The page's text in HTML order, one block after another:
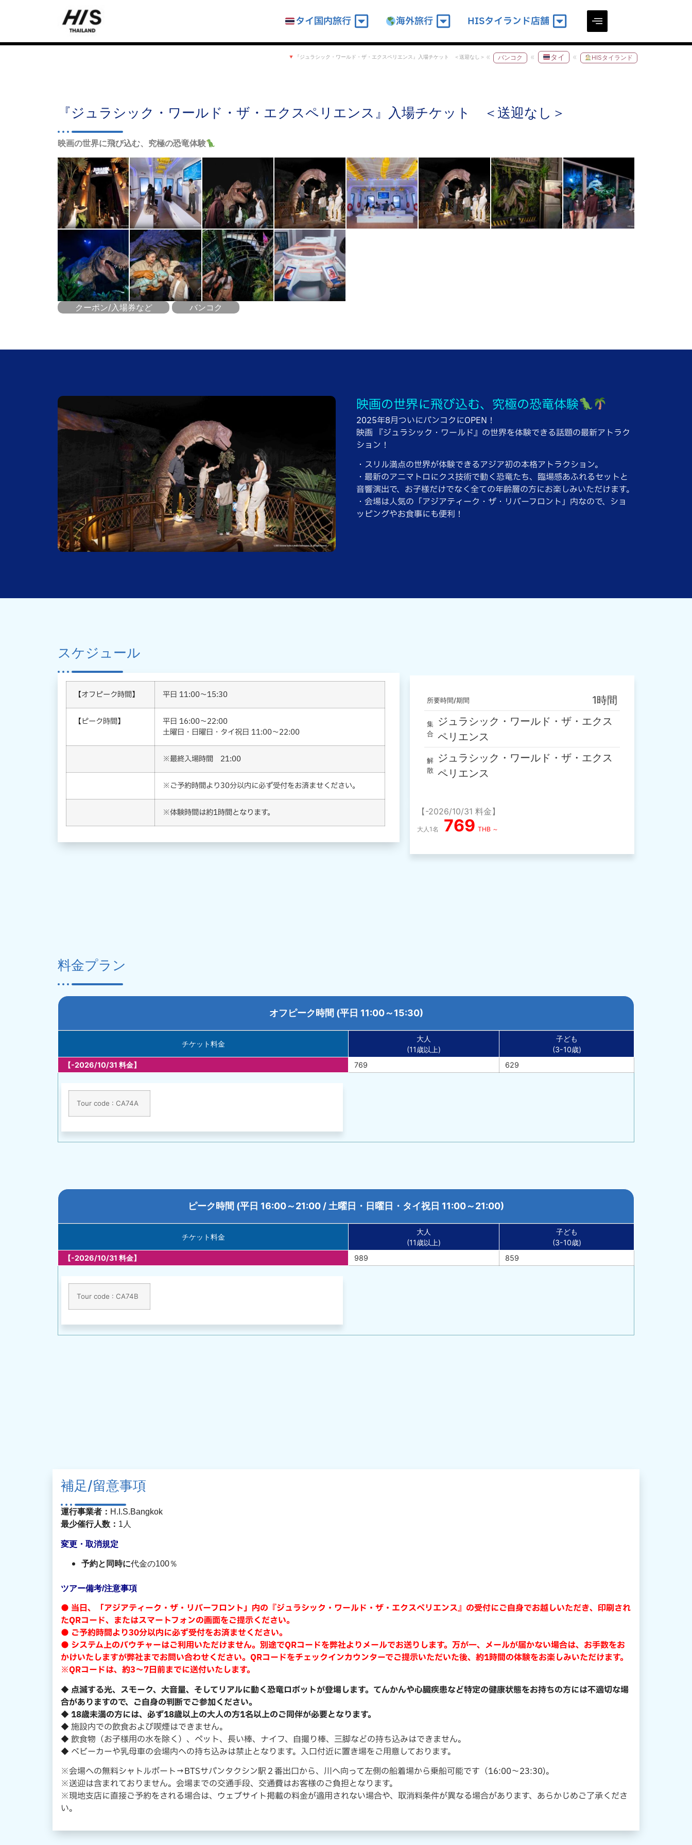
タイ国内旅行 海外旅行 HISタイランド店舗
HISタイランド
タイ
バンコク
『ジュラシック・ワールド・ザ・エクスペリエンス』入場チケット ＜送迎なし＞
『ジュラシック・ワールド・ザ・エクスペリエンス』入場チケット ＜送迎なし＞
映画の世界に飛び込む、究極の恐竜体験
クーポン/入場券など バンコク
映画の世界に飛び込む、究極の恐竜体験
2025年8月ついにバンコクにOPEN！
映画 『ジュラシック・ワールド』の世界を体験できる話題の最新アトラク
ション！
・スリル満点の世界が体験できるアジア初の本格アトラクション。
・最新のアニマトロにクス技術で動く恐竜たち、臨場感あふれるセットと
音響演出で、お子様だけでなく全ての年齢層の方にお楽しみいただけます。
・会場は人気の「アジアティーク・ザ・リバーフロント」内なので、ショ
ッピングやお食事にも便利！
スケジュール
【オフピーク時間】 平日 11:00～15:30
【ピーク時間】
平日 16:00～22:00
土曜日・日曜日・タイ祝日 11:00～22:00
※最終入場時間 21:00
※ご予約時間より30分以内に必ず受付をお済ませください。
※体験時間は約1時間となります。
所要時間/期間 1時間
集
合
ジュラシック・ワールド・ザ・エクス
ペリエンス
解
散
ジュラシック・ワールド・ザ・エクス
ペリエンス
【-2026/10/31 料金】
大人1名 769 THB ～
料金プラン
オフピーク時間 (平日 11:00～15:30)
チケット料金
大人
(11歳以上)
子ども
(3-10歳)
【-2026/10/31 料金】
769 629
Tour code : CA74A
ピーク時間 (平日 16:00～21:00 / 土曜日・日曜日・タイ祝日 11:00～21:00)
チケット料金
大人
(11歳以上)
子ども
(3-10歳)
【-2026/10/31 料金】
989 859
Tour code : CA74B
補足/留意事項
運行事業者： H.I.S.Bangkok
最少催行人数： 1人
変更・取消規定
予約と同時に代金の100％
ツアー備考/注意事項
● 当日、「アジアティーク・ザ・リバーフロント」内の『ジュラシック・ワールド・ザ・エクスペリエンス』の受付にご自身でお越しいただき、印刷され
たQRコード、またはスマートフォンの画面をご提示ください。
● ご予約時間より30分以内に必ず受付をお済ませください。
● システム上のバウチャーはご利用いただけません。別途でQRコードを弊社よりメールでお送りします。万が一、メールが届かない場合は、お手数をお
かけいたしますが弊社までお問い合わせください。QRコードをチェックインカウンターでご提示いただいた後、約1時間の体験をお楽しみいただけます。
※QRコードは、約3～7日前までに送付いたします。
◆ 点滅する光、スモーク、大音量、そしてリアルに動く恐竜ロボットが登場します。てんかんや心臓疾患など特定の健康状態をお持ちの方には不適切な場
合がありますので、ご自身の判断でご参加ください。
◆ 18歳未満の方には、必ず18歳以上の大人の方1名以上のご同伴が必要となります。
◆ 施設内での飲食および喫煙はできません。
◆ 飲食物（お子様用の水を除く）、ペット、長い棒、ナイフ、自撮り棒、三脚などの持ち込みはできません。
◆ ベビーカーや乳母車の会場内への持ち込みは禁止となります。入口付近に置き場をご用意しております。
※会場への無料シャトルボート→BTSサパンタクシン駅２番出口から、川へ向って左側の船着場から乗船可能です（16:00〜23:30)。
※送迎は含まれておりません。会場までの交通手段、交通費はお客様のご負担となります。
※現地支店に直接ご予約をされる場合は、ウェブサイト掲載の料金が適用されない場合や、取消料条件が異なる場合があります、あらかじめご了承くださ
い。